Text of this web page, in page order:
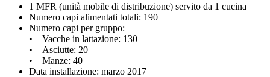
1 MFR (unità mobile di distribuzione) servito da 1 cucina
Numero capi alimentati totali: 190
Numero capi per gruppo:
• Vacche in lattazione: 130
• Asciutte: 20
• Manze: 40
Data installazione: marzo 2017